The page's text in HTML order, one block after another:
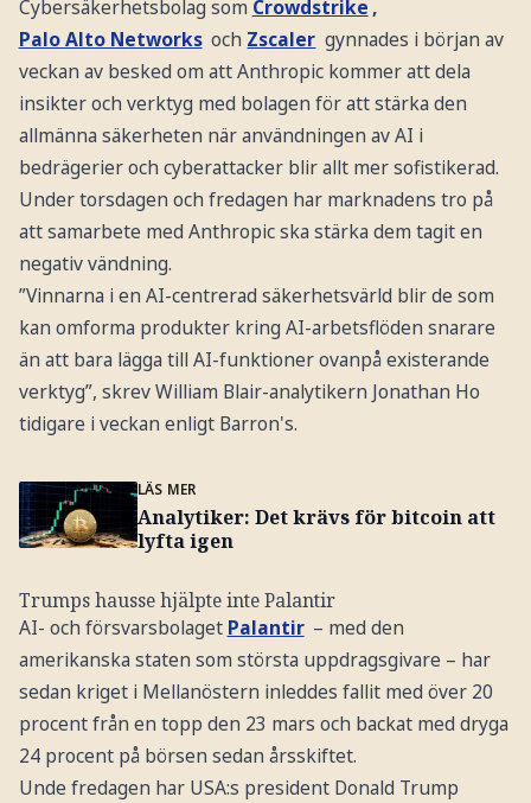
Cybersäkerhetsbolag som Crowdstrike ,
Palo Alto Networks och Zscaler gynnades i början av
veckan av besked om att Anthropic kommer att dela
insikter och verktyg med bolagen för att stärka den
allmänna säkerheten när användningen av AI i
bedrägerier och cyberattacker blir allt mer sofistikerad.
Under torsdagen och fredagen har marknadens tro på
att samarbete med Anthropic ska stärka dem tagit en
negativ vändning.
”Vinnarna i en AI-centrerad säkerhetsvärld blir de som
kan omforma produkter kring AI-arbetsflöden snarare
än att bara lägga till AI-funktioner ovanpå existerande
verktyg”, skrev William Blair-analytikern Jonathan Ho
tidigare i veckan enligt Barron's.
LÄS MER
Analytiker: Det krävs för bitcoin att
lyfta igen
Trumps hausse hjälpte inte Palantir
AI- och försvarsbolaget Palantir – med den
amerikanska staten som största uppdragsgivare – har
sedan kriget i Mellanöstern inleddes fallit med över 20
procent från en topp den 23 mars och backat med dryga
24 procent på börsen sedan årsskiftet.
Unde fredagen har USA:s president Donald Trump